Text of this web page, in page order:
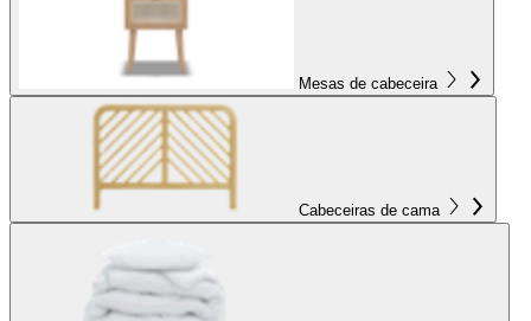
Mesas de cabeceira
Cabeceiras de cama